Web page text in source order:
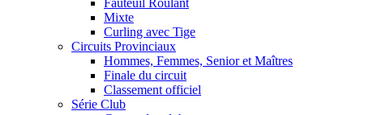
Fauteuil Roulant
Mixte
Curling avec Tige
Circuits Provinciaux
Hommes, Femmes, Senior et Maîtres
Finale du circuit
Classement officiel
Série Club